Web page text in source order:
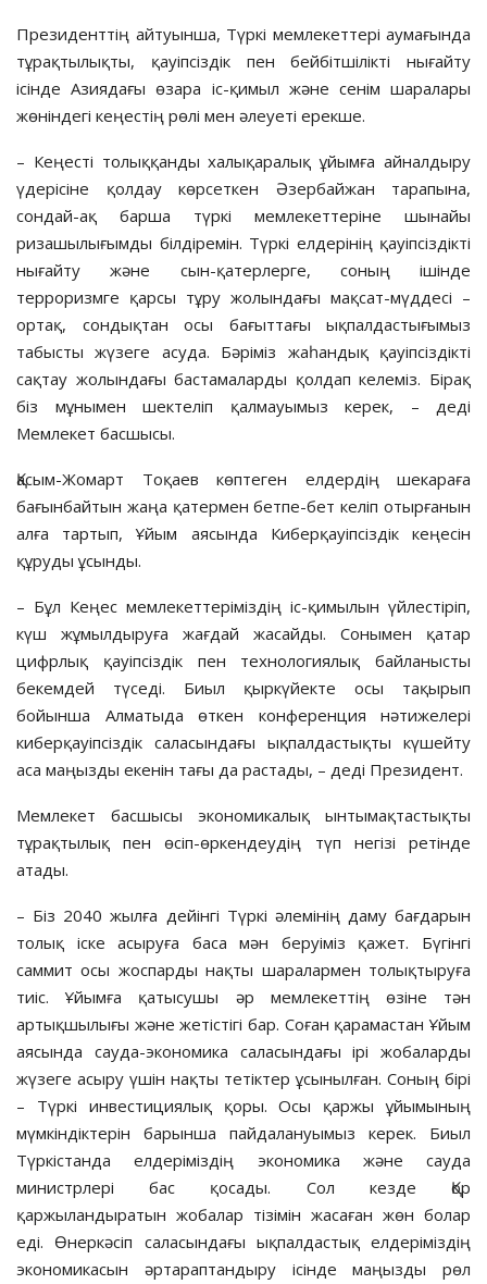
Президенттің айтуынша, Түркі мемлекеттері аумағында
тұрақтылықты, қауіпсіздік пен бейбітшілікті нығайту
ісінде Азиядағы өзара іс-қимыл және сенім шаралары
жөніндегі кеңестің рөлі мен әлеуеті ерекше.
– Кеңесті толыққанды халықаралық ұйымға айналдыру
үдерісіне қолдау көрсеткен Әзербайжан тарапына,
сондай-ақ барша түркі мемлекеттеріне шынайы
ризашылығымды білдіремін. Түркі елдерінің қауіпсіздікті
нығайту және сын-қатерлерге, соның ішінде
терроризмге қарсы тұру жолындағы мақсат-мүддесі –
ортақ, сондықтан осы бағыттағы ықпалдастығымыз
табысты жүзеге асуда. Бәріміз жаһандық қауіпсіздікті
сақтау жолындағы бастамаларды қолдап келеміз. Бірақ
біз мұнымен шектеліп қалмауымыз керек, – деді
Мемлекет басшысы.
Қасым-Жомарт Тоқаев көптеген елдердің шекараға
бағынбайтын жаңа қатермен бетпе-бет келіп отырғанын
алға тартып, Ұйым аясында Киберқауіпсіздік кеңесін
құруды ұсынды.
– Бұл Кеңес мемлекеттеріміздің іс-қимылын үйлестіріп,
күш жұмылдыруға жағдай жасайды. Сонымен қатар
цифрлық қауіпсіздік пен технологиялық байланысты
бекемдей түседі. Биыл қыркүйекте осы тақырып
бойынша Алматыда өткен конференция нәтижелері
киберқауіпсіздік саласындағы ықпалдастықты күшейту
аса маңызды екенін тағы да растады, – деді Президент.
Мемлекет басшысы экономикалық ынтымақтастықты
тұрақтылық пен өсіп-өркендеудің түп негізі ретінде
атады.
– Біз 2040 жылға дейінгі Түркі әлемінің даму бағдарын
толық іске асыруға баса мән беруіміз қажет. Бүгінгі
саммит осы жоспарды нақты шаралармен толықтыруға
тиіс. Ұйымға қатысушы әр мемлекеттің өзіне тән
артықшылығы және жетістігі бар. Соған қарамастан Ұйым
аясында сауда-экономика саласындағы ірі жобаларды
жүзеге асыру үшін нақты тетіктер ұсынылған. Соның бірі
– Түркі инвестициялық қоры. Осы қаржы ұйымының
мүмкіндіктерін барынша пайдалануымыз керек. Биыл
Түркістанда елдеріміздің экономика және сауда
министрлері бас қосады. Сол кезде Қор
қаржыландыратын жобалар тізімін жасаған жөн болар
еді. Өнеркәсіп саласындағы ықпалдастық елдеріміздің
экономикасын әртараптандыру ісінде маңызды рөл